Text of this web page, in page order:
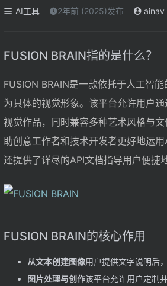
AI工具 2年前 (2025)发布 ainav
FUSION BRAIN指的是什么？
FUSION BRAIN是一款依托于人工智
为具体的视觉形象。该平台允许用户
视觉作品，同时兼容多种艺术风格与
助创意工作者和技术开发者更好地运
还提供了详尽的API文档指导用户便捷
FUSION BRAIN的核心作用
从文本创建图像用户提供文字说明后
图片处理与创作该平台允许用户定制